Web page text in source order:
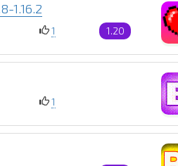
1.16.2
1 1.20
1